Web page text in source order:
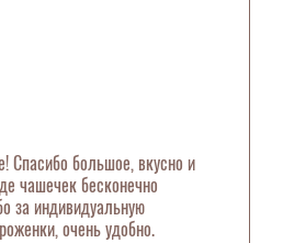
Спасибо большое, вкусно и
чашечек бесконечно
за индивидуальную
очень удобно.